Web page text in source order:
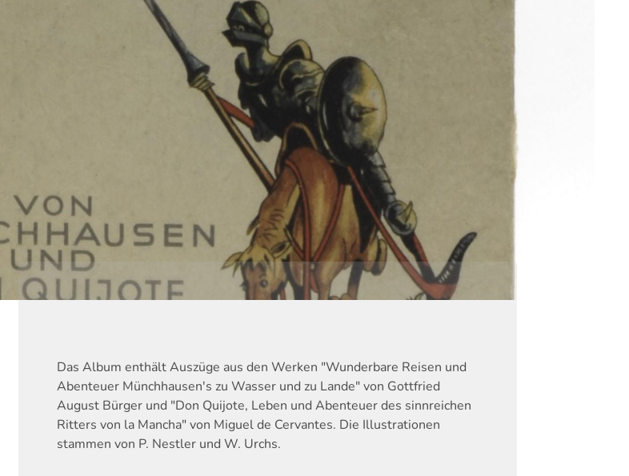
Das Album enthält Auszüge aus den Werken "Wunderbare Reisen und
Abenteuer Münchhausen's zu Wasser und zu Lande" von Gottfried
August Bürger und "Don Quijote, Leben und Abenteuer des sinnreichen
Ritters von la Mancha" von Miguel de Cervantes. Die Illustrationen
stammen von P. Nestler und W. Urchs.